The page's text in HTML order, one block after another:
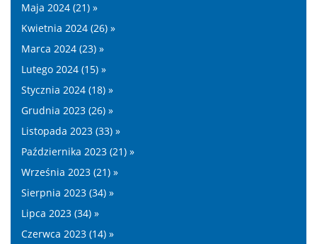
Maja 2024 (21) »
Kwietnia 2024 (26) »
Marca 2024 (23) »
Lutego 2024 (15) »
Stycznia 2024 (18) »
Grudnia 2023 (26) »
Listopada 2023 (33) »
Października 2023 (21) »
Września 2023 (21) »
Sierpnia 2023 (34) »
Lipca 2023 (34) »
Czerwca 2023 (14) »